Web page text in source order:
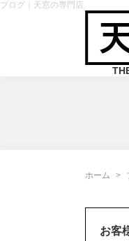
ブログ｜天窓の専門店
ホーム
お客